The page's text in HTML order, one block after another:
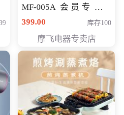
MF-005A 会员专享价
198元
399.00 库存100
摩飞电器专卖店